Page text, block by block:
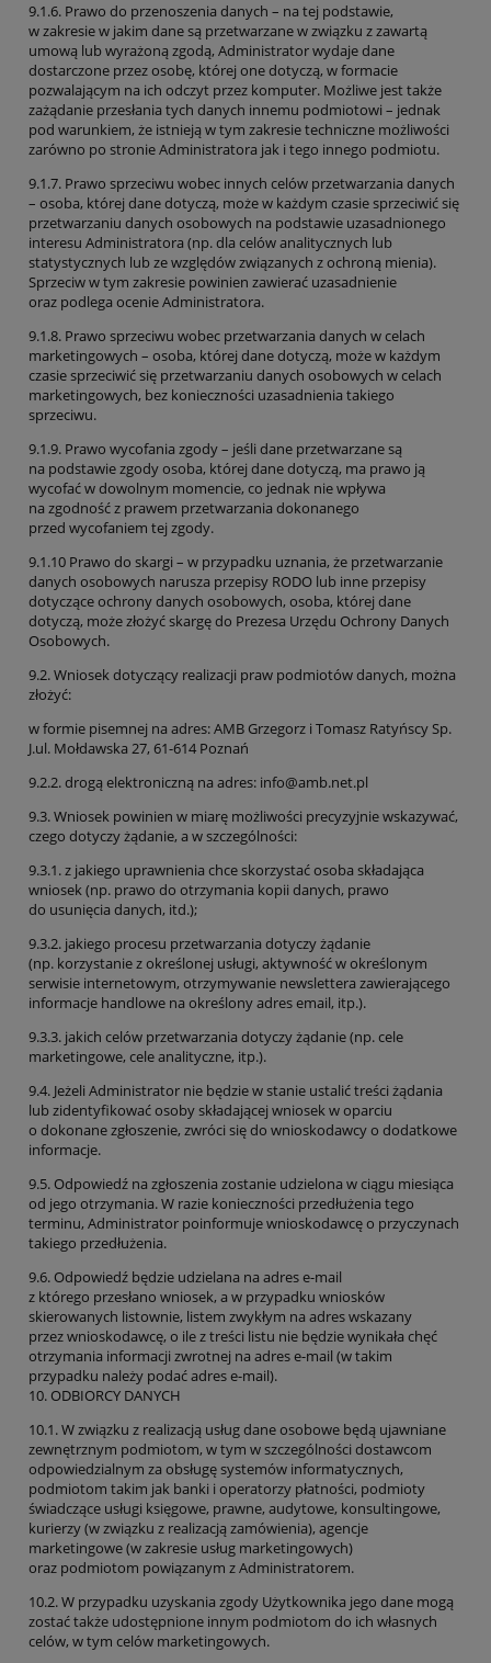
9.1.6. Prawo do przenoszenia danych – na tej podstawie,
w zakresie w jakim dane są przetwarzane w związku z zawartą
umową lub wyrażoną zgodą, Administrator wydaje dane
dostarczone przez osobę, której one dotyczą, w formacie
pozwalającym na ich odczyt przez komputer. Możliwe jest także
zażądanie przesłania tych danych innemu podmiotowi – jednak
pod warunkiem, że istnieją w tym zakresie techniczne możliwości
zarówno po stronie Administratora jak i tego innego podmiotu.
9.1.7. Prawo sprzeciwu wobec innych celów przetwarzania danych
– osoba, której dane dotyczą, może w każdym czasie sprzeciwić się
przetwarzaniu danych osobowych na podstawie uzasadnionego
interesu Administratora (np. dla celów analitycznych lub
statystycznych lub ze względów związanych z ochroną mienia).
Sprzeciw w tym zakresie powinien zawierać uzasadnienie
oraz podlega ocenie Administratora.
9.1.8. Prawo sprzeciwu wobec przetwarzania danych w celach
marketingowych – osoba, której dane dotyczą, może w każdym
czasie sprzeciwić się przetwarzaniu danych osobowych w celach
marketingowych, bez konieczności uzasadnienia takiego
sprzeciwu.
9.1.9. Prawo wycofania zgody – jeśli dane przetwarzane są
na podstawie zgody osoba, której dane dotyczą, ma prawo ją
wycofać w dowolnym momencie, co jednak nie wpływa
na zgodność z prawem przetwarzania dokonanego
przed wycofaniem tej zgody.
9.1.10 Prawo do skargi – w przypadku uznania, że przetwarzanie
danych osobowych narusza przepisy RODO lub inne przepisy
dotyczące ochrony danych osobowych, osoba, której dane
dotyczą, może złożyć skargę do Prezesa Urzędu Ochrony Danych
Osobowych.
9.2. Wniosek dotyczący realizacji praw podmiotów danych, można
złożyć:
w formie pisemnej na adres: AMB Grzegorz i Tomasz Ratyńscy Sp.
J.ul. Mołdawska 27, 61-614 Poznań
9.2.2. drogą elektroniczną na adres: info@amb.net.pl
9.3. Wniosek powinien w miarę możliwości precyzyjnie wskazywać,
czego dotyczy żądanie, a w szczególności:
9.3.1. z jakiego uprawnienia chce skorzystać osoba składająca
wniosek (np. prawo do otrzymania kopii danych, prawo
do usunięcia danych, itd.);
9.3.2. jakiego procesu przetwarzania dotyczy żądanie
(np. korzystanie z określonej usługi, aktywność w określonym
serwisie internetowym, otrzymywanie newslettera zawierającego
informacje handlowe na określony adres email, itp.).
9.3.3. jakich celów przetwarzania dotyczy żądanie (np. cele
marketingowe, cele analityczne, itp.).
9.4. Jeżeli Administrator nie będzie w stanie ustalić treści żądania
lub zidentyfikować osoby składającej wniosek w oparciu
o dokonane zgłoszenie, zwróci się do wnioskodawcy o dodatkowe
informacje.
9.5. Odpowiedź na zgłoszenia zostanie udzielona w ciągu miesiąca
od jego otrzymania. W razie konieczności przedłużenia tego
terminu, Administrator poinformuje wnioskodawcę o przyczynach
takiego przedłużenia.
9.6. Odpowiedź będzie udzielana na adres e-mail
z którego przesłano wniosek, a w przypadku wniosków
skierowanych listownie, listem zwykłym na adres wskazany
przez wnioskodawcę, o ile z treści listu nie będzie wynikała chęć
otrzymania informacji zwrotnej na adres e-mail (w takim
przypadku należy podać adres e-mail).
10. ODBIORCY DANYCH
10.1. W związku z realizacją usług dane osobowe będą ujawniane
zewnętrznym podmiotom, w tym w szczególności dostawcom
odpowiedzialnym za obsługę systemów informatycznych,
podmiotom takim jak banki i operatorzy płatności, podmioty
świadczące usługi księgowe, prawne, audytowe, konsultingowe,
kurierzy (w związku z realizacją zamówienia), agencje
marketingowe (w zakresie usług marketingowych)
oraz podmiotom powiązanym z Administratorem.
10.2. W przypadku uzyskania zgody Użytkownika jego dane mogą
zostać także udostępnione innym podmiotom do ich własnych
celów, w tym celów marketingowych.